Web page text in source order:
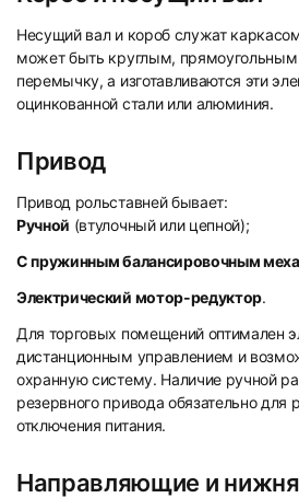
Несущий вал и короб служат
может быть круглым,
перемычку, а изготавливаются эти
оцинкованной стали или алюминия.
Привод
Привод рольставней бывает:
Ручной (втулочный или цепной);
С пружинным балансировочным
Электрический мотор-редуктор.
Для торговых помещений оптимален
дистанционным управлением и
охранную систему. Наличие ручной
резервного привода обязательно для
отключения питания.
Направляющие и